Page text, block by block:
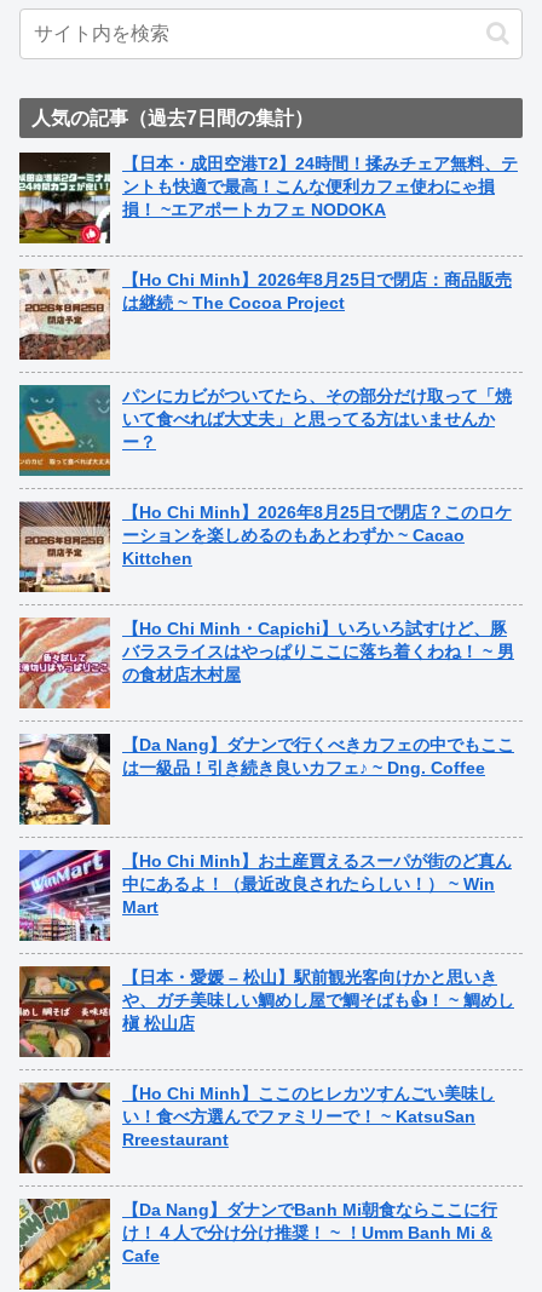
人気の記事（過去7日間の集計）
【日本・成田空港T2】24時間！揉みチェア無料、テ
ントも快適で最高！こんな便利カフェ使わにゃ損
損！ ~エアポートカフェ NODOKA
【Ho Chi Minh】2026年8月25日で閉店：商品販売
は継続 ~ The Cocoa Project
パンにカビがついてたら、その部分だけ取って「焼
いて食べれば大丈夫」と思ってる方はいませんか
ー？
【Ho Chi Minh】2026年8月25日で閉店？このロケ
ーションを楽しめるのもあとわずか ~ Cacao
Kittchen
【Ho Chi Minh・Capichi】いろいろ試すけど、豚
バラスライスはやっぱりここに落ち着くわね！ ~ 男
の食材店木村屋
【Da Nang】ダナンで行くべきカフェの中でもここ
は一級品！引き続き良いカフェ♪ ~ Dng. Coffee
【Ho Chi Minh】お土産買えるスーパが街のど真ん
中にあるよ！（最近改良されたらしい！） ~ Win
Mart
【日本・愛媛 – 松山】駅前観光客向けかと思いき
や、ガチ美味しい鯛めし屋で鯛そばも👍！ ~ 鯛めし
槇 松山店
【Ho Chi Minh】ここのヒレカツすんごい美味し
い！食べ方選んでファミリーで！ ~ KatsuSan
Rreestaurant
【Da Nang】ダナンでBanh Mi朝食ならここに行
け！４人で分け分け推奨！ ~ ！Umm Banh Mi &
Cafe